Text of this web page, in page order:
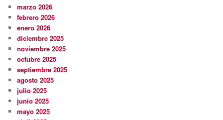
marzo 2026
febrero 2026
enero 2026
diciembre 2025
noviembre 2025
octubre 2025
septiembre 2025
agosto 2025
julio 2025
junio 2025
mayo 2025